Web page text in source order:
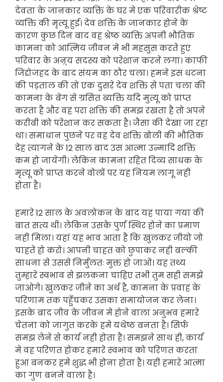
देवता के जानकार व्यक्ति के घर मे एक परिवारीक श्रेष्ट
व्यक्ति की मृत्यू हुई। देव शक्ति के जानकार होने के
कारण कुछ दिन बाद वह श्रेष्ठ व्यक्ति अपनी भौतिक
कामना को आत्मिय जीवन मे भी महसुस करते हुए
परिवार के अऩ्य सदस्य को परेशान करने लगा। काफी
जिद्दोजहद के बाद संयम का ठौर चला। हमने इस धटना
की पड़ताल की तो एक दुसरे देव शक्ति से पता चला की
कामना के बेग से ग्रसित ब्यक्ति यदि मुत्यू को प्राप्त
करता है और वह परा शक्ति की समझ रखता है तो अपने
करीबी को परेशान कर सकता है। जैसा की देखा जा रहा
था। समाधान पुछने पर वह देव शक्ति बोली की भौतिक
देह त्यागने के 12 साल बाद उस आत्मा उन्मादि शक्ति
कम हो जायेगी। लेकिन कामना रहित दिव्य साधक के
मृत्यू को प्राप्त करने वोलों पर यह नियम लागू नही
होता है।
हमारे 12 साल के अवलोकन के बाद यह पाया गया की
बात सत्य थी। लेकिन उसके पुर्ण स्थिर होने का प्रमाण
नही मिला। यहां यह भाव आता है कि खुलकर जीयो जो
चाहते हो करो। आपनी चाहत को छुपाकर नही बल्की
साधना से उससे निर्मुलतः मुक्त हो जाओ। यह तथ्य
तुम्हारे स्वभाव से झलकना चाहिए तभी तुम सही समझे
जाओगे। खुलकर जीने का अर्थ है, कामना के प्रवाह के
परिणाम तक पहुँचकर उसका समायोजन कर लेना।
इसके बाद जीव के जीवन मे होने वाला अनुभव हमारे
चेतना को जागुत करके हमे यथेष्ठ बनता है। सिर्फ
समझ लेने से कार्य नही होता है। समझने साथ ही, कार्य
मे वह परिणत होकर हमारे स्वभाव को परिणत करता
हुआ बनकर हमे शुद्ध भी होना होता है। यही हमारे आत्मा
का गुण बनने वाला है।